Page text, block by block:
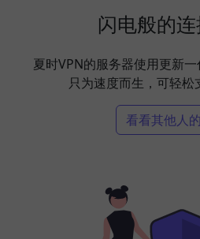
闪电般的
夏时VPN的服务器使用更新一
只为速度而生，可轻松
看看其他人